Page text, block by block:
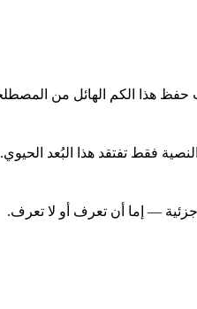
فقط تفتقد هذا البُعد الحيوي.
— إما أن تعرف أو لا تعرف.